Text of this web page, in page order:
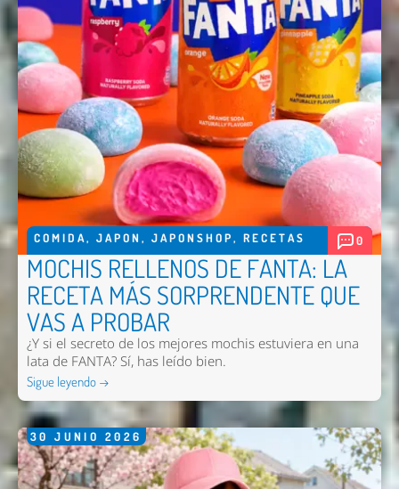
COMIDA, JAPON , JAPONSHOP, RECETAS 0
MOCHIS RELLENOS DE FANTA: LA
RECETA MÁS SORPRENDENTE QUE
VAS A PROBAR
¿Y si el secreto de los mejores mochis estuviera en una
lata de FANTA? Sí, has leído bien.
Sigue leyendo →
30 JUNIO 2026